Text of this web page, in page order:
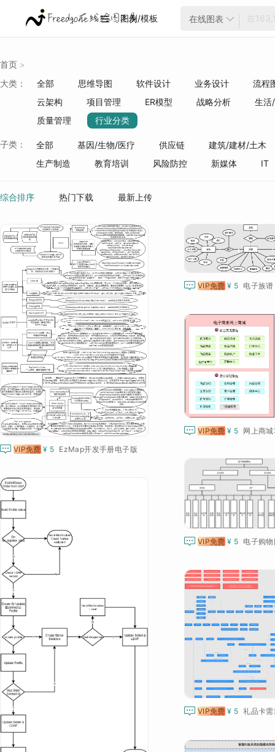
 图例/模板 在线图表 
首页 >
大类： 全部 思维导图 软件设计 业务设计
流程
云架构
项目管理 ER模型 战略分析
生活
质量管理
行业分类
子类： 全部 基因/生物/医疗 供应链
建筑/建材/土木
生产制造
教育培训 风险防控 新媒体 IT
综合排序 热门下载 最新上传
 VIP免费 ¥ 5 EzMap开发手册电子版
 VIP免费 ¥ 5 电子族谱
 VIP免费 ¥ 5 网上商
 VIP免费 ¥ 5 电子购
 VIP免费 ¥ 5 礼品卡